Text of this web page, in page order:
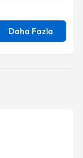
Daha Fazla